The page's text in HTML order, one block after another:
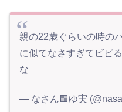
親の22歳ぐらいの時の
に似てなさすぎてビビ
な
— なさん🟩ゆ実